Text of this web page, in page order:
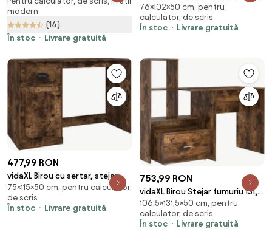
120 cm, culoare nuc HOMCOM |
Aosom Romania
modern
(14)
În stoc
Livrare gratuită
afumat, 102x50x76 cm, lemn
prelucrat
76×102×50 cm, pentru
calculator, de scris
În stoc
Livrare gratuită
477,99 RON
vidaXL Birou cu sertar, stejar
fumuriu, 115x50x75 cm, lemn
prelucrat
75×115×50 cm, pentru calculator,
de scris
În stoc
Livrare gratuită
753,99 RON
vidaXL Birou Stejar fumuriu 131,5
x 50 x 106,5 cm Lemn compozit
106,5×131,5×50 cm, pentru
calculator, de scris
În stoc
Livrare gratuită